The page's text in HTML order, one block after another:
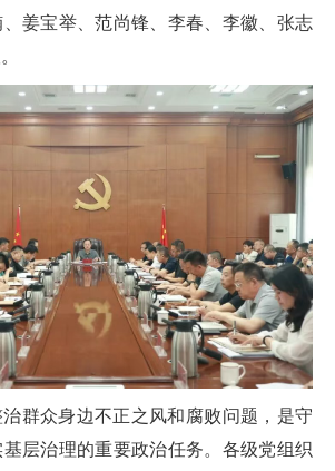
姜宝举、范尚锋、李春、李徽、张志
群众身边不正之风和腐败问题，是守
层治理的重要政治任务。各级党组织